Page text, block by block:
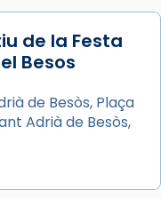
apostòlica
i als
de Barcelona.
el cardenal Joan
i l’ha
Barcelona,
de la Festa
Besos
de Besòs, Plaça
Adrià de Besòs,